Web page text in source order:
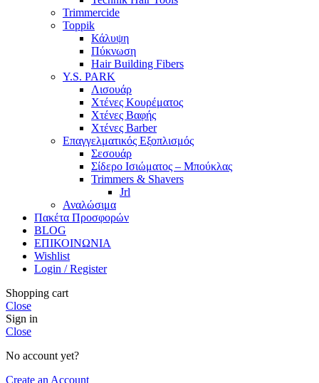
Trimmercide
Toppik
Κάλυψη
Πύκνωση
Hair Building Fibers
Y.S. PARK
Λισουάρ
Χτένες Κουρέματος
Χτένες Βαφής
Χτένες Barber
Επαγγελματικός Εξοπλισμός
Σεσουάρ
Σίδερο Ισιώματος – Μπούκλας
Trimmers & Shavers
Jrl
Αναλώσιμα
Πακέτα Προσφορών
BLOG
ΕΠΙΚΟΙΝΩΝΙΑ
Wishlist
Login / Register
Shopping cart
Close
Sign in
Close
No account yet?
Create an Account